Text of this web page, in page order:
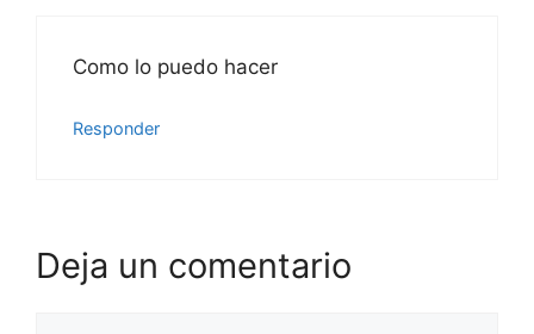
Como lo puedo hacer
Responder
Deja un comentario